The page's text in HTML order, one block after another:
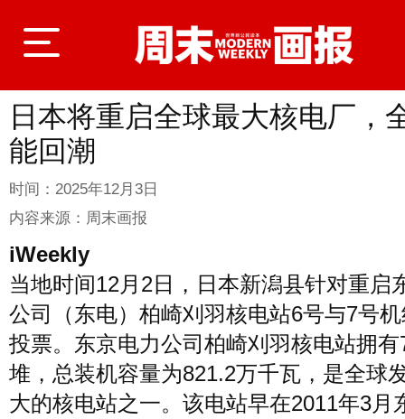
登录
首页
封面故事
商业
日本将重启全球最大核电厂，
能回潮
时间： 2025年12月3日
内容来源： 周末画报
iWeekly
当地时间12月2日，日本新潟县针对重启
公司（东电）柏崎刈羽核电站6号与7号
投票。东京电力公司柏崎刈羽核电站拥
堆，总装机容量为821.2万千瓦，是全球
大的核电站之一。该电站早在2011年3月